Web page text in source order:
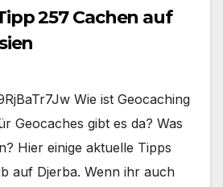
257 Cachen auf
Wie ist Geocaching
Geocaches gibt es da? Was
Hier einige aktuelle Tipps
auf Djerba. Wenn ihr auch